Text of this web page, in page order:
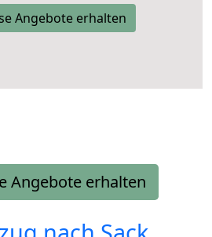
Angebote erhalten
Angebote erhalten